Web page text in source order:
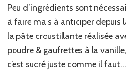
2
(pas
besoin
du
four)
Peu d’ingrédients sont
à faire mais à anticiper depuis
la pâte croustillante réalisée
poudre & gaufrettes à la
c’est sucré juste comme il